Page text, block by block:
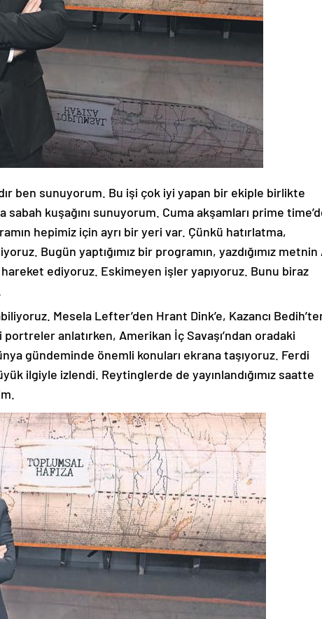
ben sunuyorum. Bu işi çok iyi yapan bir ekiple birlikte
sabah kuşağını sunuyorum. Cuma akşamları prime
hepimiz için ayrı bir yeri var. Çünkü hatırlatma,
Bugün yaptığımız bir programın, yazdığımız metnin
ediyoruz. Eskimeyen işler yapıyoruz. Bunu biraz
Mesela Lefter’den Hrant Dink’e, Kazancı
anlatırken, Amerikan İç Savaşı’ndan oradaki
gündeminde önemli konuları ekrana taşıyoruz. Ferdi
ilgiyle izlendi. Reytinglerde de yayınlandığımız saatte